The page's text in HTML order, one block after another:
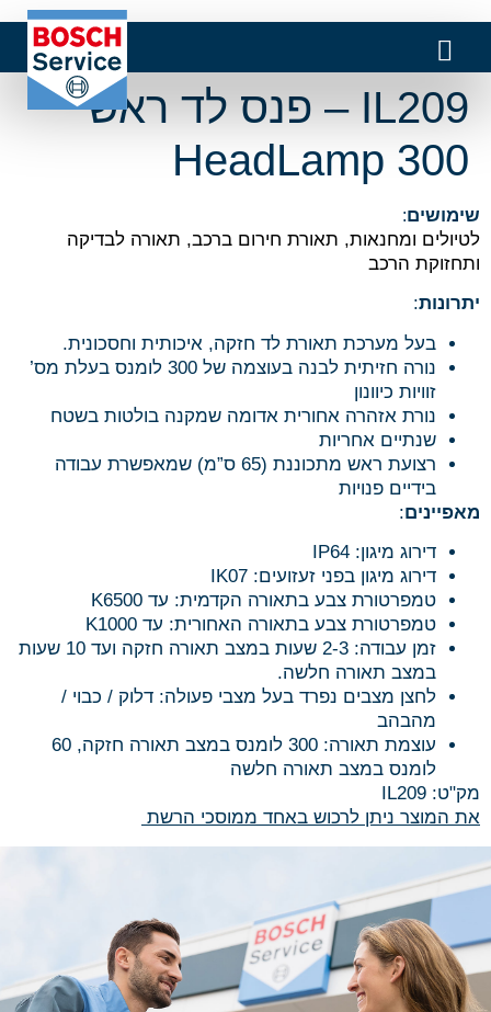
IL209 – פנס לד ראש
HeadLamp 300
שימושים:
לטיולים ומחנאות, תאורת חירום ברכב, תאורה לבדיקה
ותחזוקת הרכב
יתרונות:
בעל מערכת תאורת לד חזקה, איכותית וחסכונית.
נורה חזיתית לבנה בעוצמה של 300 לומנס בעלת מס’
זוויות כיוונון
נורת אזהרה אחורית אדומה שמקנה בולטות בשטח
שנתיים אחריות
רצועת ראש מתכוננת (65 ס”מ) שמאפשרת עבודה
בידיים פנויות
מאפיינים:
דירוג מיגון: IP64
דירוג מיגון בפני זעזועים: IK07
טמפרטורת צבע בתאורה הקדמית: עד K6500
טמפרטורת צבע בתאורה האחורית: עד K1000
זמן עבודה: 2-3 שעות במצב תאורה חזקה ועד 10 שעות
במצב תאורה חלשה.
לחצן מצבים נפרד בעל מצבי פעולה: דלוק / כבוי /
מהבהב
עוצמת תאורה: 300 לומנס במצב תאורה חזקה, 60
לומנס במצב תאורה חלשה
מק"ט: IL209
את המוצר ניתן לרכוש באחד ממוסכי הרשת